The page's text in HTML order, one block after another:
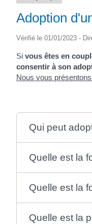
Adoption
Vérifié le 01/01/2023 -
Si vous êtes en
consentir à son
Nous vous
Qui peut
Quelle est la
Quelle est la
Quelle est la